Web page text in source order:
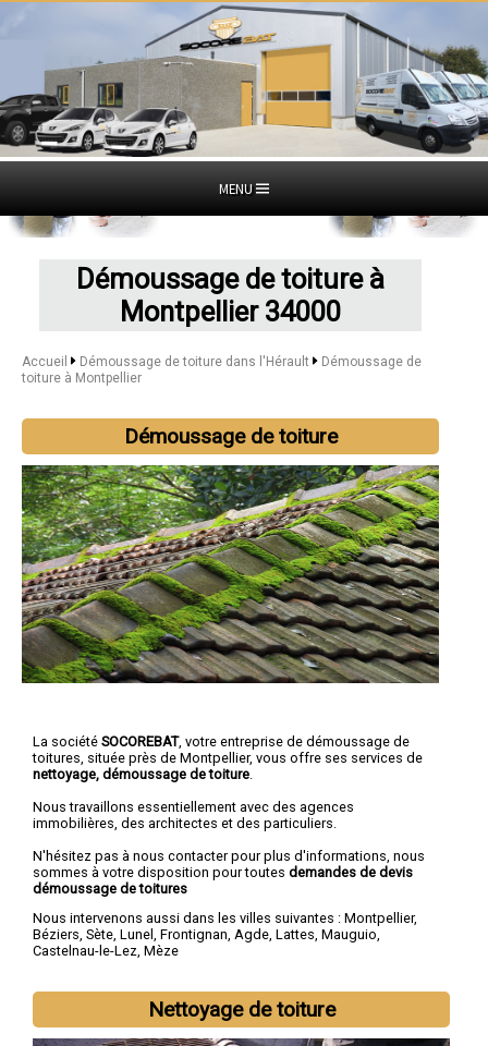
MENU
Démoussage de toiture à
Montpellier 34000
Accueil Démoussage de toiture dans l'Hérault
Démoussage de
toiture à Montpellier
Démoussage de toiture
La société SOCOREBAT, votre entreprise de démoussage de
toitures, située près de Montpellier, vous offre ses services de
nettoyage, démoussage de toiture
Nous travaillons essentiellement avec des agences
immobilières, des architectes et des particuliers.
N'hésitez pas à nous contacter pour plus d'informations, nous
sommes à votre disposition pour toutes demandes de devis
démoussage de toitures
Nous intervenons aussi dans les villes suivantes : Montpellier,
Béziers, Sète, Lunel , Frontignan, Agde, Lattes, Mauguio,
Castelnau-le-Lez, Mèze
Nettoyage de toiture